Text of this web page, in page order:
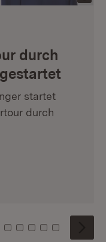
durch
startet
durch
5 6 7 8
Kachel: 9
Zu Kachel: 10
Zu Kachel: 11
Zu Kachel: 12
Zu Kachel:
Zu